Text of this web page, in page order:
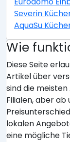
Severin
AquaSu
Wie
Diese Seite
Artikel über
sind die
Filialen, aber ab
lokalen
eine mögliche